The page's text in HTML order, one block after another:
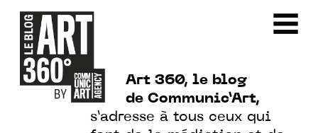
Art 360, le blog
de Communic’Art,
s’adresse à tous ceux qui